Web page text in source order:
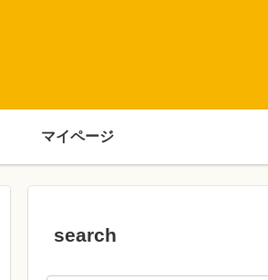
マイページ
search